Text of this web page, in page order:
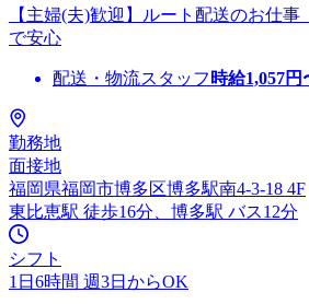
【主婦(夫)歓迎】ルート配送のお仕
で安心
配送・物流スタッフ 時給1,057円
勤務地
面接地
福岡県福岡市博多区博多駅南4-3-18 4F
東比恵駅 徒歩16分、博多駅 バス12分
シフト
1日6時間 週3日からOK